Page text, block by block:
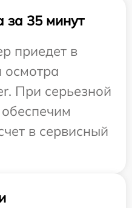
за 35 минут
приедет в
осмотра
При серьезной
в сервисный